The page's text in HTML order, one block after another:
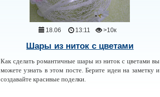
18.06 13:11 >10к
Шары из ниток с цветами
Как сделать романтичные шары из ниток с цветами вы
можете узнать в этом посте. Берите идеи на заметку и
создавайте красивые поделки.